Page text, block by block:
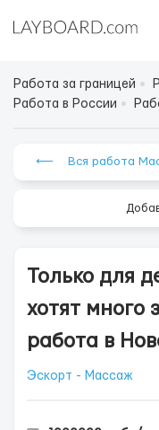
Работа за границей
Работа в России
⟵ Вся работа
Только для
хотят много
работа в
Эскорт - Массаж